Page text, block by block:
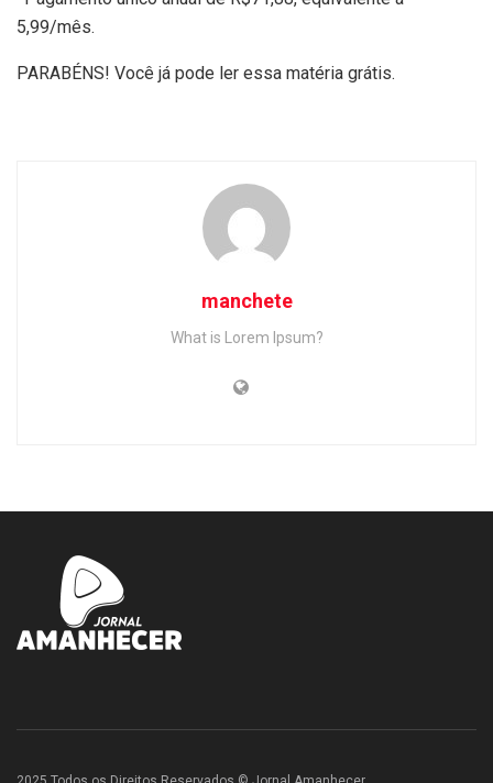
5,99/mês.
PARABÉNS! Você já pode ler essa matéria grátis.
manchete
What is Lorem Ipsum?